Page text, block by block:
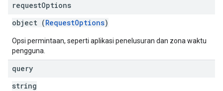
requestOptions
object (RequestOptions)
Opsi permintaan, seperti aplikasi penelusuran dan zona waktu
pengguna.
query
string